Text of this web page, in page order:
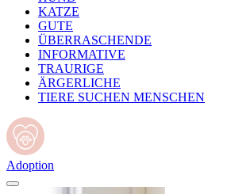
KATZE
GUTE
ÜBERRASCHENDE
INFORMATIVE
TRAURIGE
ÄRGERLICHE
TIERE SUCHEN MENSCHEN
Adoption